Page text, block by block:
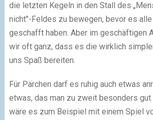
die letzten Kegeln in den Stall des
nicht"-Feldes zu bewegen, bevor es alle
geschafft haben. Aber im geschäftigen
wir oft ganz, dass es die wirklich
uns Spaß bereiten.
Für Pärchen darf es ruhig auch etwas
etwas, das man zu zweit besonders gut
wäre es zum Beispiel mit einem Spiel